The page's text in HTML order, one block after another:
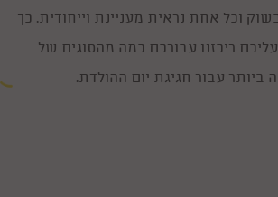
וכל אחת נראית מעניינת וייחודית. כך
ריכזנו עבורכם כמה מהסוגים של
ביותר עבור חגיגת יום ההולדת.